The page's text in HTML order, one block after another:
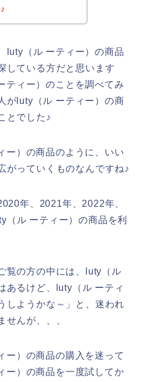
luty（ル ーティー）の商品
している方だと思います
ティー）のことを調べてみ
がluty（ル ーティー）の商
とでした♪
ー）の商品のように、いい
がっていくものなんですね♪
年、2021年、2022年、
（ル ーティー）の商品を利
覧の方の中には、luty（ル
あるけど、luty（ル ーティ
しようかな～」と、迷われ
せんが、、、
ー）の商品の購入を迷って
ー）の商品を一度試してか